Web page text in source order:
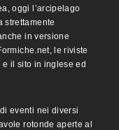
oggi l’arcipelago
strettamente
in versione
le riviste
il sito in inglese ed
eventi nei diversi
rotonde aperte al